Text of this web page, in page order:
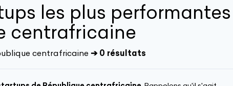
les plus performantes
centrafricaine
centrafricaine ➔ 0 résultats